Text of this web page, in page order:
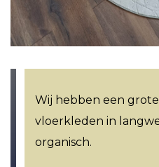
Wij hebben een
vloerkleden in
organisch.